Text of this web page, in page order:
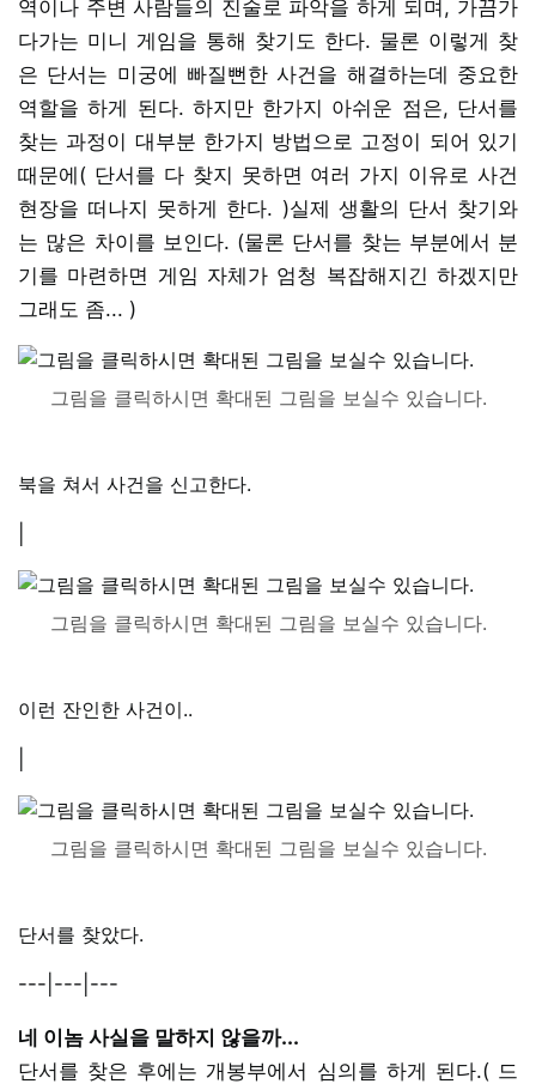
역이나 주변 사람들의 진술로 파악을 하게 되며, 가끔가
다가는 미니 게임을 통해 찾기도 한다. 물론 이렇게 찾
은 단서는 미궁에 빠질뻔한 사건을 해결하는데 중요한
역할을 하게 된다. 하지만 한가지 아쉬운 점은, 단서를
찾는 과정이 대부분 한가지 방법으로 고정이 되어 있기
때문에( 단서를 다 찾지 못하면 여러 가지 이유로 사건
현장을 떠나지 못하게 한다. )실제 생활의 단서 찾기와
는 많은 차이를 보인다. (물론 단서를 찾는 부분에서 분
기를 마련하면 게임 자체가 엄청 복잡해지긴 하겠지만
그래도 좀... )
그림을 클릭하시면 확대된 그림을 보실수 있습니다.
북을 쳐서 사건을 신고한다.
그림을 클릭하시면 확대된 그림을 보실수 있습니다.
이런 잔인한 사건이..
그림을 클릭하시면 확대된 그림을 보실수 있습니다.
단서를 찾았다.
---|---|---
네 이놈 사실을 말하지 않을까...
단서를 찾은 후에는 개봉부에서 심의를 하게 된다.( 드